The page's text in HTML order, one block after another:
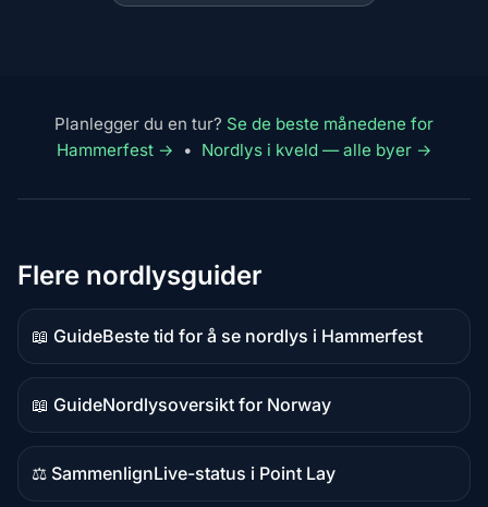
Planlegger du en tur? Se de beste månedene for
Hammerfest →
• Nordlys i kveld — alle byer →
Flere nordlysguider
📖 Guide
Guideinnhold
Beste tid for å se nordlys i Hammerfest
📖 Guide
Guideinnhold
Nordlysoversikt for Norway
⚖️ Sammenlign
Sammenligningsinnhold
Live-status i Point Lay